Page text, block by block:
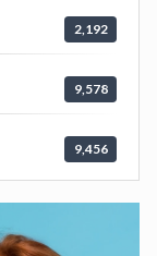
2,192
9,578
9,456